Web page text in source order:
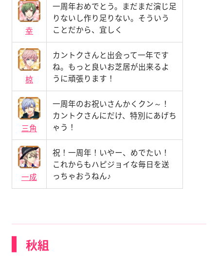
幸
一周年おめでとう。まだまだ演じ足
りないし作り足りない。そういう
ことだから、宜しく
椋
カントクさんと出会って一年です
ね。もっと良いお芝居が出来るよ
うに頑張ります！
三角
一周年のお祝いさんかくクン～！
カントクさんにだけ、特別にあげち
ゃう！
一成
祝！一周年！いやー、めでたい！
これからもハピジョイな毎日を送
っちゃおうねん♪
秋組